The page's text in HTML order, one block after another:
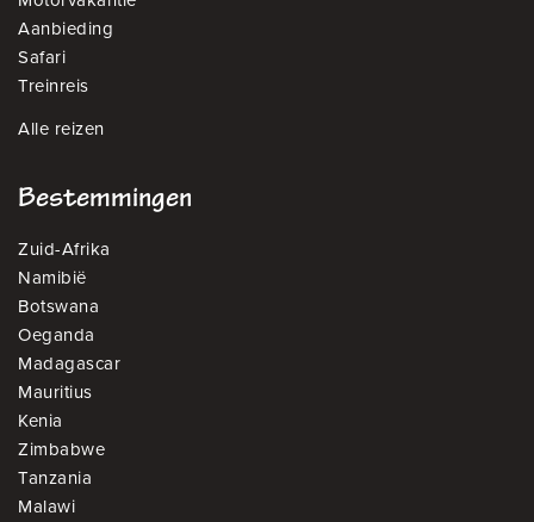
Aanbieding
Safari
Treinreis
Alle reizen
Bestemmingen
Zuid-Afrika
Namibië
Botswana
Oeganda
Madagascar
Mauritius
Kenia
Zimbabwe
Tanzania
Malawi